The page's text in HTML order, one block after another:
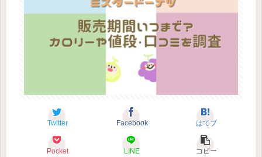
Twitter Facebook はてブ
Pocket LINE コピー